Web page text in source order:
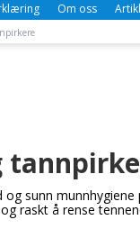
Om oss
sunn
raskt å rense